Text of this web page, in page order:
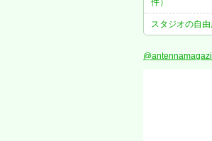
件）
スタジオの自由